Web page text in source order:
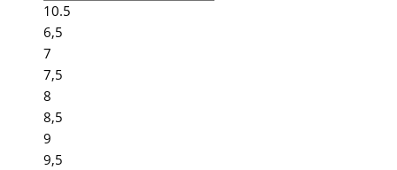
10.5
6,5
7
7,5
8
8,5
9
9,5